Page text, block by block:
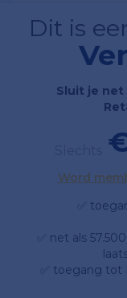
Dit is
Sluit je net
Word
✅
✅ net als
✅ toegang